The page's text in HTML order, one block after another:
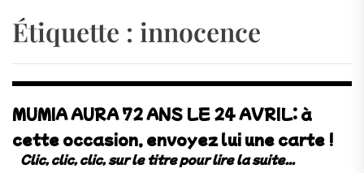
Étiquette : innocence
MUMIA AURA 72 ANS LE 24 AVRIL: à
cette occasion, envoyez lui une carte !